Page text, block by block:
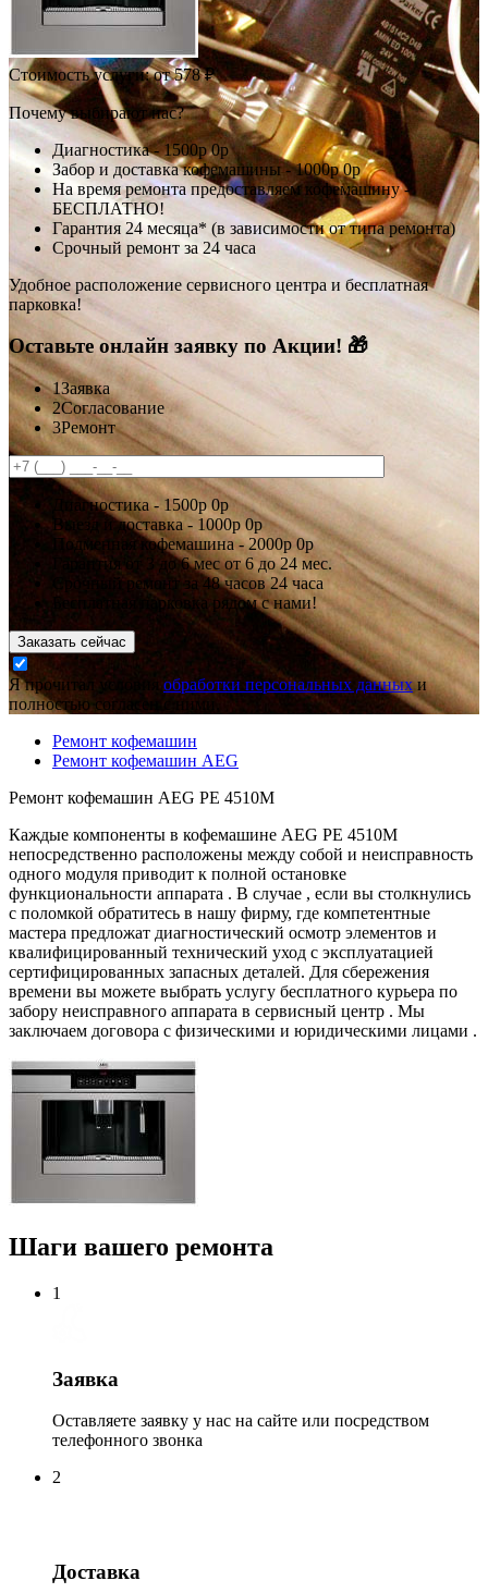
Стоимость услуги:от 578 ₽
Почему выбирают нас?
Диагностика -1500р0р
Забор и доставка кофемашины -1000р0р
На время ремонта предоставляем кофемашину -
БЕСПЛАТНО!
Гарантия 24 месяца* (в зависимости от типа ремонта)
Срочный ремонт за 24 часа
Удобное расположение сервисного центра и бесплатная
парковка!
Оставьте онлайн заявку по Акции! 🎁
1Заявка
2Согласование
3Ремонт
Диагностика -1500р0р
Выезд и доставка - 1000р0р
Подменная кофемашина -2000р 0р
Гарантияот 3 до 6 месот 6 до 24 мес.
Срочный ремонт за 48 часов24 часа
Бесплатная парковка рядом с нами!
Заказать сейчас
Я прочитал условия обработки персональных данныхи
полностью согласен с ними.
Ремонт кофемашин
Ремонт кофемашин AEG
Ремонт кофемашин AEG PE 4510M
Каждые компоненты в кофемашине AEG PE 4510M
непосредственно расположены между собой и неисправность
одного модуля приводит к полной остановке
функциональности аппарата . В случае , если вы столкнулись
с поломкой обратитесь в нашу фирму, где компетентные
мастера предложат диагностический осмотр элементов и
квалифицированный технический уход с эксплуатацией
сертифицированных запасных деталей. Для сбережения
времени вы можете выбрать услугу бесплатного курьера по
забору неисправного аппарата в сервисный центр . Мы
заключаем договора с физическими и юридическими лицами .
Шаги вашего ремонта
1
Заявка
Оставляете заявку у нас на сайте или посредством
телефонного звонка
2
Доставка